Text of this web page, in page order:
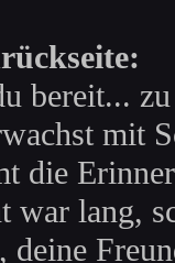
bereit... zu
mit
die
war lang,
deine